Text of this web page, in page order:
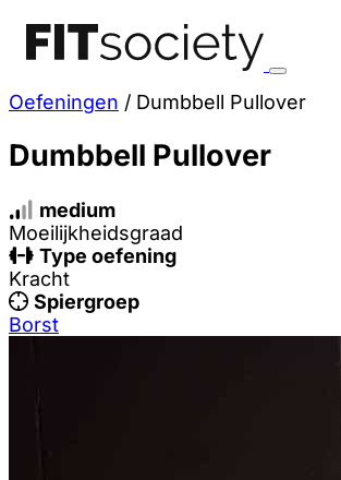
Oefeningen / Dumbbell Pullover
Dumbbell Pullover
medium
Moeilijkheidsgraad
Type oefening
Kracht
Spiergroep
Borst